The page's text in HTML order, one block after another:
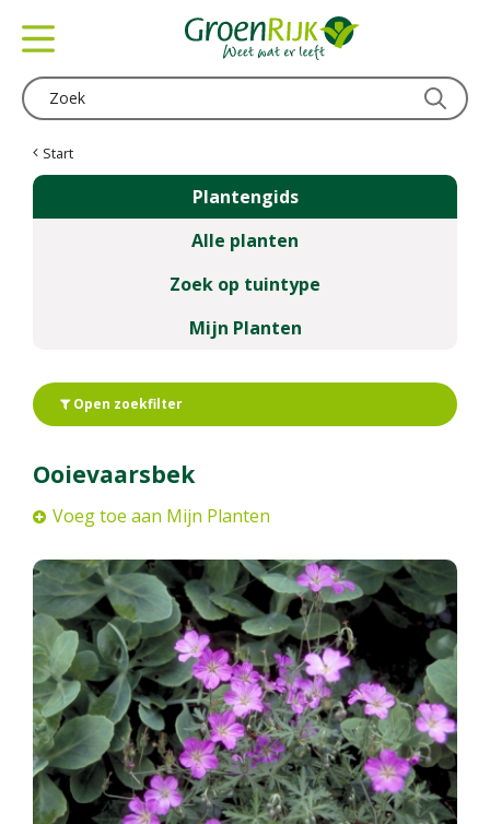
Start
Plantengids
Alle planten
Zoek op tuintype
Mijn Planten
Open zoekfilter
Ooievaarsbek
Voeg toe aan Mijn Planten